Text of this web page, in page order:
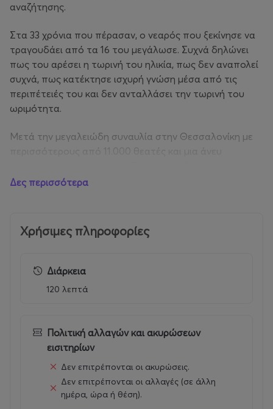
αναζήτησης.
Στα 33 χρόνια που πέρασαν, ο νεαρός που ξεκίνησε να
τραγουδάει από τα 16 του μεγάλωσε. Συχνά δηλώνει
πως του αρέσει η τωρινή του ηλικία, πως δεν αναπολεί
συχνά, πως κατέκτησε ισχυρή γνώση μέσα από τις
περιπέτειές του και δεν ανταλλάσει την τωρινή του
ωριμότητα.
Μετά την μεγαλειώδη συναυλία στην Θεσσαλονίκη με
με μια μεγάλη συναυλία την Κυριακή 20 Σεπτεμβρίου
στις γιορτές δεν λείπουν ποτέ οι καλεσμένοι..
Ταμείο ( την ημέρα της συναυλίας ) : 39 Ευρώ
Δες περισσότερα
Χρήσιμες πληροφορίες
Διάρκεια
120 λεπτά
Πολιτική αλλαγών και ακυρώσεων
εισιτηρίων
Δεν επιτρέπονται οι ακυρώσεις.
Δεν επιτρέπονται οι αλλαγές (σε άλλη
ημέρα, ώρα ή θέση).